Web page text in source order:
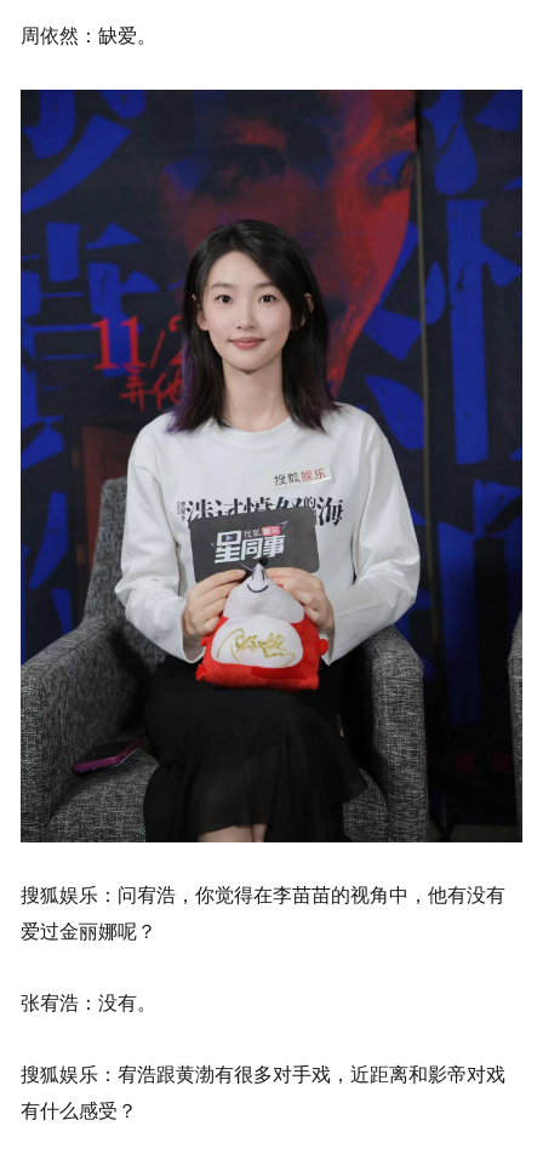
周依然：缺爱。
搜狐娱乐：问宥浩，你觉得在李苗苗的视角中，他有没有
爱过金丽娜呢？
张宥浩：没有。
搜狐娱乐：宥浩跟黄渤有很多对手戏，近距离和影帝对戏
有什么感受？